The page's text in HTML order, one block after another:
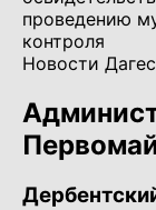
проведению
контроля
Новости